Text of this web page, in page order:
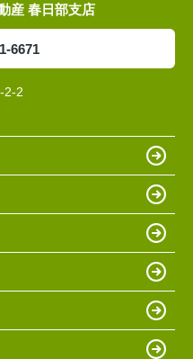
産 春日部支店
6671
2-2